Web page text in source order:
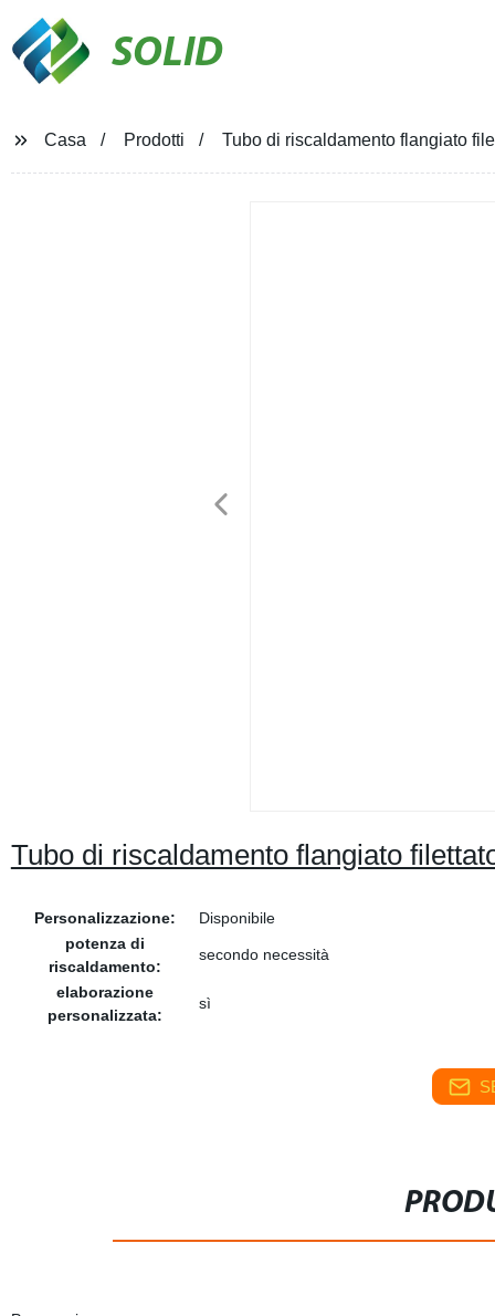
SOLID
Casa Prodotti Tubo di riscaldamento flangiato
Tubo di riscaldamento flangiato
Personalizzazione:
Disponibile
potenza di
riscaldamento:
secondo necessità
elaborazione
personalizzata:
sì